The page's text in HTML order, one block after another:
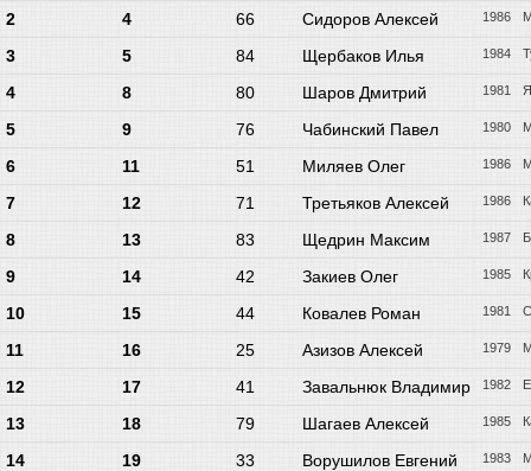
2 4 66 Сидоров Алексей 1986
3 5 84 Щербаков Илья 1984
4 8 80 Шаров Дмитрий 1981
5 9 76 Чабинский Павел 1980
6 11 51 Миляев Олег 1986
7 12 71 Третьяков Алексей 1986
8 13 83 Щедрин Максим 1987
9 14 42 Закиев Олег 1985
10 15 44 Ковалев Роман 1981
11 16 25 Азизов Алексей 1979
12 17 41 Завальнюк Владимир 1982
13 18 79 Шагаев Алексей 1985
14 19 33 Ворушилов Евгений 1983